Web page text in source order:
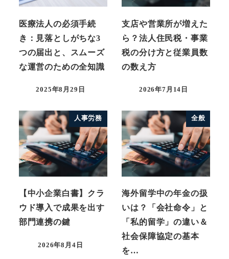
医療法人の必須手続
き：見落としがちな3
つの届出と、スムーズ
な運営のための全知識
2025年8月29日
支店や営業所が増えた
ら？法人住民税・事業
税の分け方と従業員数
の数え方
2026年7月14日
人事労務
【中小企業白書】クラ
ウド導入で成果を出す
部門連携の鍵
2026年8月4日
全般
海外留学中の年金の扱
いは？「会社命令」と
「私的留学」の違い＆
社会保障協定の基本
を…